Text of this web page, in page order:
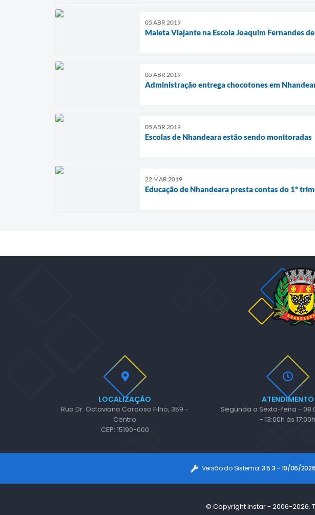
05 ABR 2019
Maleta Viajante na Escola Joaquim Fernandes
05 ABR 2019
Administração entrega chocotones em
05 ABR 2019
Escolas de Nhandeara estão sendo monitoradas
22 MAR 2019
Educação de Nhandeara presta contas do 1º
LOCALIZAÇÃO
Rua Dr. Octaviano Cardoso Filho, 359 -
Centro
CEP: 15190-000
ATENDIMENTO
Segunda a Sexta-feira -
- 13:00h às 17:00h
Versão do Sistema: 3.5.3 - 19/06/2026
© Copyright Instar - 2006-2026.